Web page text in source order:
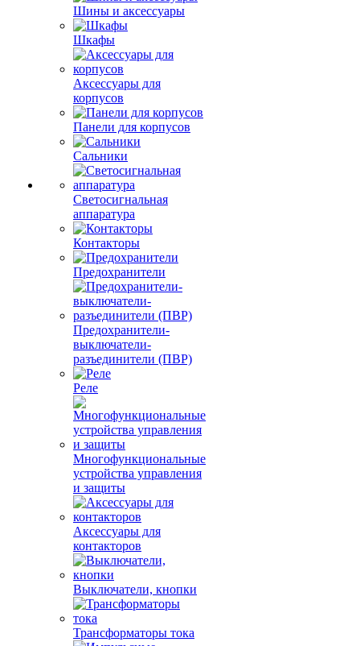
Шины и аксессуары
Шкафы
Аксессуары для
корпусов
Панели для корпусов
Сальники
Светосигнальная
аппаратура
Контакторы
Предохранители
Предохранители-
выключатели-
разъединители (ПВР)
Реле
Многофункциональные
устройства управления
и защиты
Аксессуары для
контакторов
Выключатели, кнопки
Трансформаторы тока